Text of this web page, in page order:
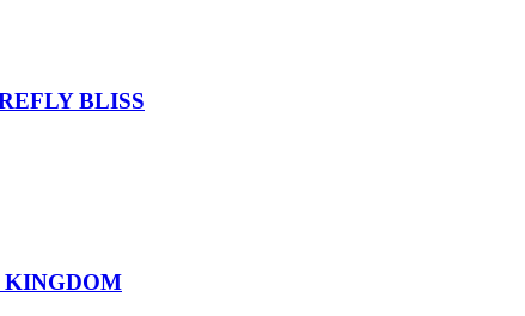
BLISS
KINGDOM